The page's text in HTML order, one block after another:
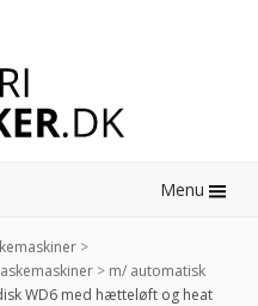
Menu
>
> m/ automatisk
WD6 med hætteløft og heat